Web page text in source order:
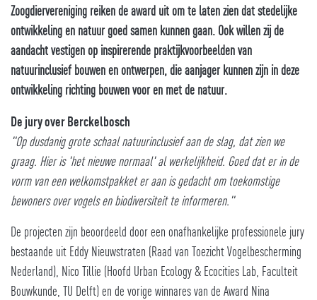
Zoogdiervereniging reiken de award uit om te laten zien dat stedelijke
ontwikkeling en natuur goed samen kunnen gaan. Ook willen zij de
aandacht vestigen op inspirerende praktijkvoorbeelden van
natuurinclusief bouwen en ontwerpen, die aanjager kunnen zijn in deze
ontwikkeling richting bouwen voor en met de natuur.
De jury over Berckelbosch
"Op dusdanig grote schaal natuurinclusief aan de slag, dat zien we
graag. Hier is 'het nieuwe normaal' al werkelijkheid. Goed dat er in de
vorm van een welkomstpakket er aan is gedacht om toekomstige
bewoners over vogels en biodiversiteit te informeren."
De projecten zijn beoordeeld door een onafhankelijke professionele jury
bestaande uit Eddy Nieuwstraten (Raad van Toezicht Vogelbescherming
Nederland), Nico Tillie (Hoofd Urban Ecology & Ecocities Lab, Faculteit
Bouwkunde, TU Delft) en de vorige winnares van de Award Nina